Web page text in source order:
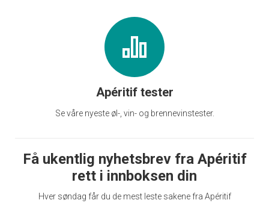
Apéritif tester
Se våre nyeste øl-, vin- og brennevinstester.
Få ukentlig nyhetsbrev fra Apéritif
rett i innboksen din
Hver søndag får du de mest leste sakene fra Apéritif